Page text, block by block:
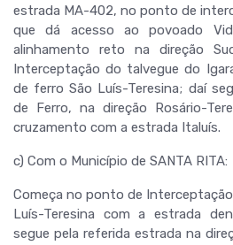
estrada MA-402, no ponto de
que dá acesso ao povoado
alinhamento reto na direção
Interceptação do talvegue do
de ferro São Luís-Teresina; daí
de Ferro, na direção Rosário-
cruzamento com a estrada Italuís.
c) Com o Município de SANTA RITA:
Começa no ponto de
Luís-Teresina com a estrada
segue pela referida estrada na